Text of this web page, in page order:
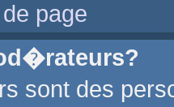
page
sont des